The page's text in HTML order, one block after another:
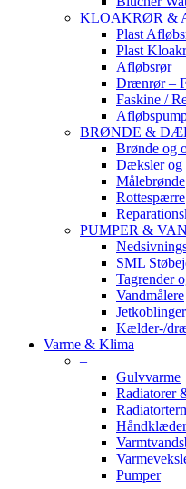
KLOAKRØR &
Plast
Plast
Afløbsrør
Drænrør –
Faskine /
BRØNDE &
Brønde og
Dæksler og
Målebrønde
Rottespærre
PUMPER &
SML
Tagrender
Vandmålere
Jetkoblinger
Kælder-/
Varme & Klima
–
Gulvvarme
Radiatorer
Pumper